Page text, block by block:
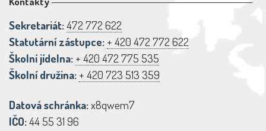
Sekretariát:472 772 622
Statutární zástupce: + 420 472 772 622
Školní jídelna: + 420 472 775 535
Školní družina: + 420 723 513 359
Datová schránka:x8qwem7
IČO:44 55 31 96